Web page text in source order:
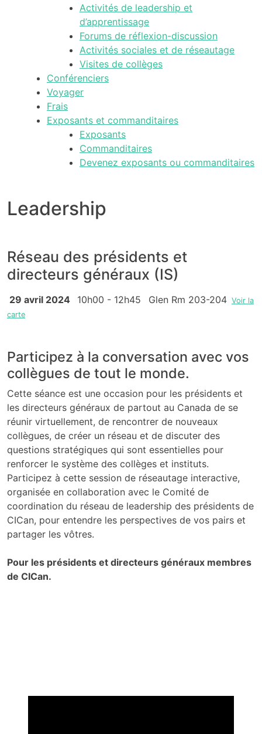
Activités de leadership et
d’apprentissage
Forums de réflexion-discussion
Activités sociales et de réseautage
Visites de collèges
Conférenciers
Voyager
Frais
Exposants et commanditaires
Exposants
Commanditaires
Devenez exposants ou commanditaires
Leadership
Réseau des présidents et
directeurs généraux (IS)
29 avril 2024 10h00 - 12h45 Glen Rm 203-204 Voir la
carte
Participez à la conversation avec vos
collègues de tout le monde.
Cette séance est une occasion pour les présidents et
les directeurs généraux de partout au Canada de se
réunir virtuellement, de rencontrer de nouveaux
collègues, de créer un réseau et de discuter des
questions stratégiques qui sont essentielles pour
renforcer le système des collèges et instituts.
Participez à cette session de réseautage interactive,
organisée en collaboration avec le Comité de
coordination du réseau de leadership des présidents de
CICan, pour entendre les perspectives de vos pairs et
partager les vôtres.
Pour les présidents et directeurs généraux membres
de CICan.